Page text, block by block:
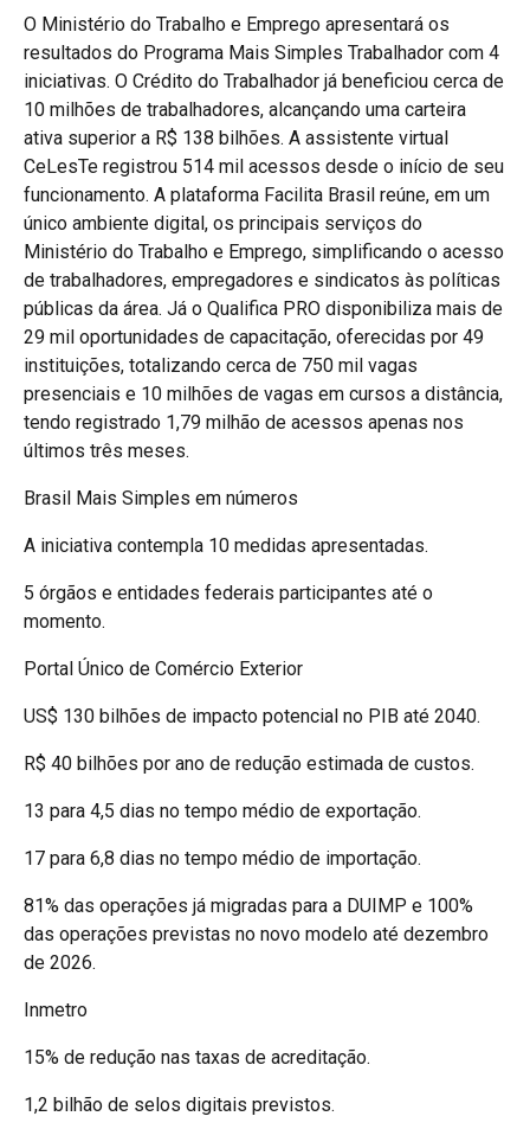
O Ministério do Trabalho e Emprego apresentará os
resultados do Programa Mais Simples Trabalhador com 4
iniciativas. O Crédito do Trabalhador já beneficiou cerca de
10 milhões de trabalhadores, alcançando uma carteira
ativa superior a R$ 138 bilhões. A assistente virtual
CeLesTe registrou 514 mil acessos desde o início de seu
funcionamento. A plataforma Facilita Brasil reúne, em um
único ambiente digital, os principais serviços do
Ministério do Trabalho e Emprego, simplificando o acesso
de trabalhadores, empregadores e sindicatos às políticas
públicas da área. Já o Qualifica PRO disponibiliza mais de
29 mil oportunidades de capacitação, oferecidas por 49
instituições, totalizando cerca de 750 mil vagas
presenciais e 10 milhões de vagas em cursos a distância,
tendo registrado 1,79 milhão de acessos apenas nos
últimos três meses.
Brasil Mais Simples em números
A iniciativa contempla 10 medidas apresentadas.
5 órgãos e entidades federais participantes até o
momento.
Portal Único de Comércio Exterior
US$ 130 bilhões de impacto potencial no PIB até 2040.
R$ 40 bilhões por ano de redução estimada de custos.
13 para 4,5 dias no tempo médio de exportação.
17 para 6,8 dias no tempo médio de importação.
81% das operações já migradas para a DUIMP e 100%
das operações previstas no novo modelo até dezembro
de 2026.
Inmetro
15% de redução nas taxas de acreditação.
1,2 bilhão de selos digitais previstos.